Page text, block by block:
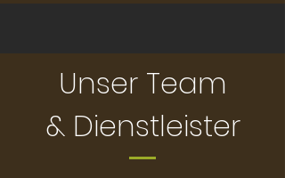
Unser Team
& Dienstleister